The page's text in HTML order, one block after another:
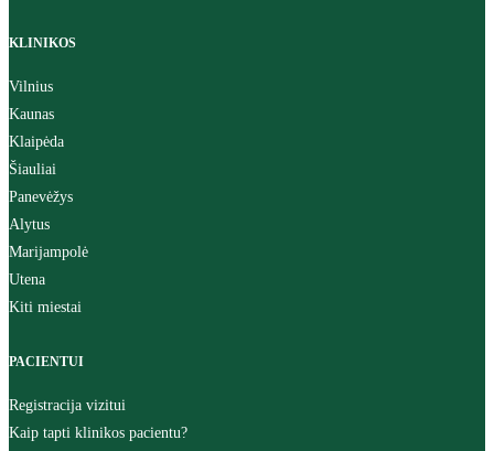
KLINIKOS
Vilnius
Kaunas
Klaipėda
Šiauliai
Panevėžys
Alytus
Marijampolė
Utena
Kiti miestai
PACIENTUI
Registracija vizitui
Kaip tapti klinikos pacientu?